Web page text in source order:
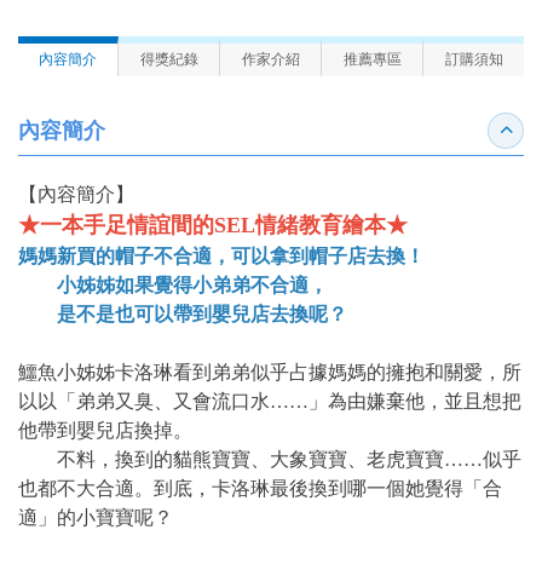
內容簡介 得獎紀錄 作家介紹 推薦專區 訂購須知
內容簡介 收合
【內容簡介】
★一本手足情誼間的SEL情緒教育繪本★
媽媽新買的帽子不合適，可以拿到帽子店去換！
小姊姊如果覺得小弟弟不合適，
是不是也可以帶到嬰兒店去換呢？
鱷魚小姊姊卡洛琳看到弟弟似乎占據媽媽的擁抱和關愛，所
以以「弟弟又臭、又會流口水……」為由嫌棄他，並且想把
他帶到嬰兒店換掉。
不料，換到的貓熊寶寶、大象寶寶、老虎寶寶……似乎
也都不大合適。到底，卡洛琳最後換到哪一個她覺得「合
適」的小寶寶呢？